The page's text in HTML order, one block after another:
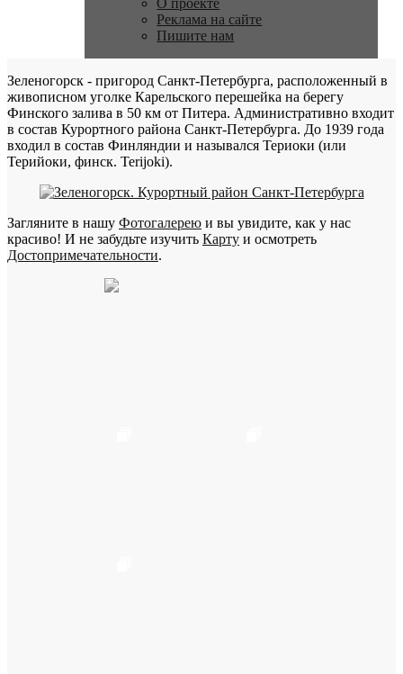
О проекте
Реклама на сайте
Пишите нам
Зеленогорск - пригород Санкт-Петербурга, расположенный в
живописном уголке Карельского перешейка на берегу
Финского залива в 50 км от Питера. Административно входит
в состав Курортного района Санкт-Петербурга. До 1939 года
входил в состав Финляндии и назывался Териоки (или
Терийоки, финск. Terijoki).
Загляните в нашу Фотогалерею и вы увидите, как у нас
красиво! И не забудьте изучить Карту и осмотреть
Достопримечательности.